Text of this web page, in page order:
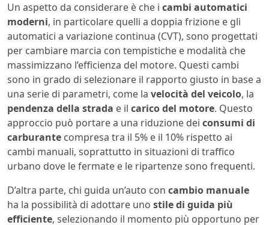
Un aspetto da considerare è che i cambi automatici
moderni, in particolare quelli a doppia frizione e gli
automatici a variazione continua (CVT), sono progettati
per cambiare marcia con tempistiche e modalità che
massimizzano l’efficienza del motore. Questi cambi
sono in grado di selezionare il rapporto giusto in base a
una serie di parametri, come la velocità del veicolo, la
pendenza della strada e il carico del motore. Questo
approccio può portare a una riduzione dei consumi di
carburante compresa tra il 5% e il 10% rispetto ai
cambi manuali, soprattutto in situazioni di traffico
urbano dove le fermate e le ripartenze sono frequenti.
D’altra parte, chi guida un’auto con cambio manuale
ha la possibilità di adottare uno stile di guida più
efficiente, selezionando il momento più opportuno per